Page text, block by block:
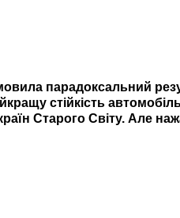
парадоксальний
стійкість
Старого Світу. Але